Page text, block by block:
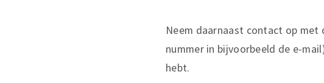
Neem daarnaast contact op
nummer in bijvoorbeeld de e-
hebt.